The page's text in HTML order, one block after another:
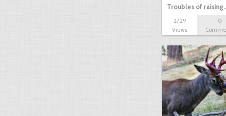
Troubles of
2729
Views
0